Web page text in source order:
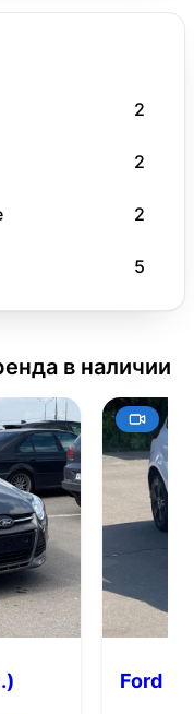
2
2
2
5
в наличии
Ford